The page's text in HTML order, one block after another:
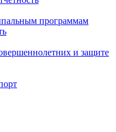
программам
и защите